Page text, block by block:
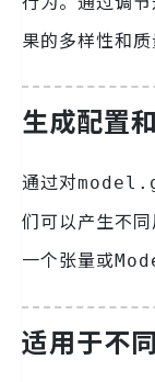
果的多样性和质
生成配置
通过对
们可以产生不
一个张量或
适用于不